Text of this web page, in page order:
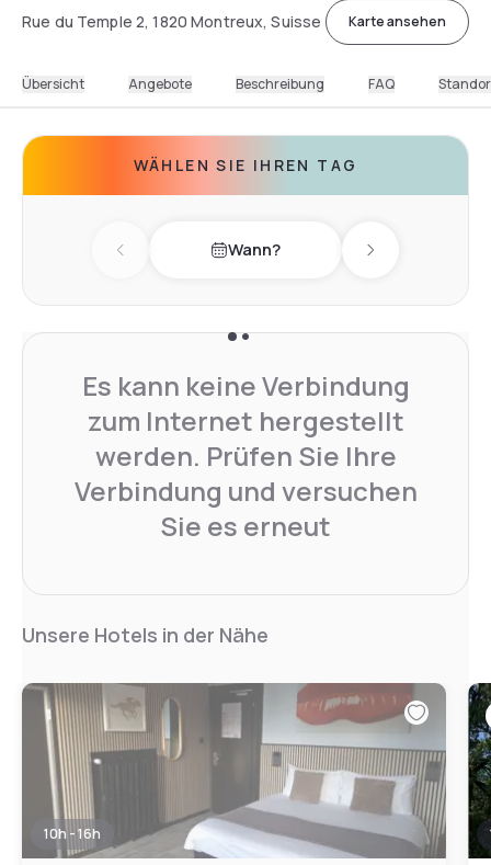
Rue du Temple 2, 1820 Montreux, Suisse Karte ansehen
Übersicht Angebote Beschreibung FAQ
WÄHLEN SIE IHREN TAG
Previous day Wann? Next day
Es kann keine Verbindung
zum Internet hergestellt
werden. Prüfen Sie Ihre
Verbindung und versuchen
Sie es erneut
Unsere Hotels in der Nähe
10h - 16h